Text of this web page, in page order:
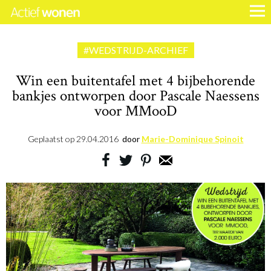
#WEDSTRIJD-ARCHIEF
Win een buitentafel met 4 bijbehorende
bankjes ontworpen door Pascale Naessens
voor MMooD
Geplaatst op 29.04.2016 door Marie-Dominique Spinoit